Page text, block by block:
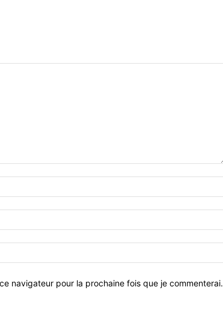
navigateur pour la prochaine fois que je commenterai.